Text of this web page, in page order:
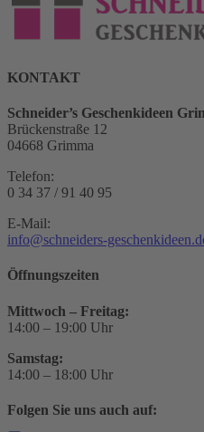
KONTAKT
Schneider’s Geschenkideen
Brückenstraße 12
04668 Grimma
Telefon:
0 34 37 / 91 40 95
E-Mail:
info@schneiders-
Öffnungszeiten
Mittwoch – Freitag:
14:00 – 19:00 Uhr
Samstag:
14:00 – 18:00 Uhr
Folgen Sie uns auch auf: